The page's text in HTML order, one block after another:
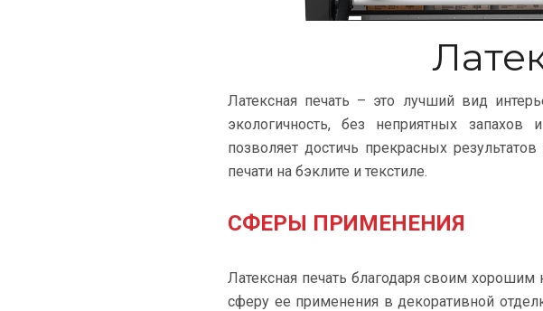
Латексная печать – это лучший вид
экологичность, без неприятных запахов
позволяет достичь прекрасных
печати на бэклите и текстиле.
СФЕРЫ ПРИМЕНЕНИЯ
Латексная печать благодаря своим
сферу ее применения в декоративной